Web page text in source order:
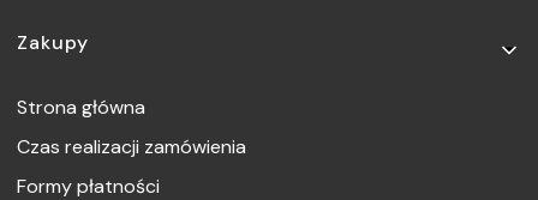
Linki w stopce
Zakupy
Strona główna
Czas realizacji zamówienia
Formy płatności